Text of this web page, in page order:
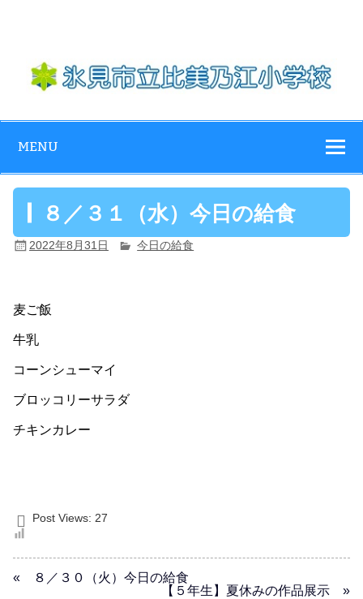
content
江小学校
MENU
８／３１（水）今日の給食
2022年8月31日 今日の給食
麦ご飯
牛乳
コーンシューマイ
ブロッコリーサラダ
チキンカレー
Post Views: 27
« ８／３０（火）今日の給食
【５年生】夏休みの作品展示 »